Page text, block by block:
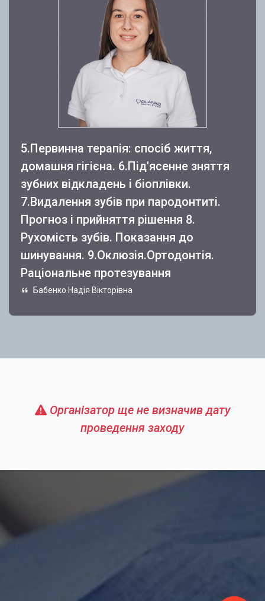
5.Первинна терапія: спосіб життя,
домашня гігієна. 6.Під'ясенне зняття
зубних відкладень і біоплівки.
7.Видалення зубів при пародонтиті.
Прогноз і прийняття рішення 8.
Рухомість зубів. Показання до
шинування. 9.Оклюзія.Ортодонтія.
Раціональне протезування
Бабенко Надія Вікторівна
Організатор ще не визначив дату
проведення заходу